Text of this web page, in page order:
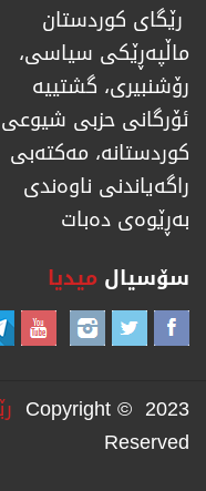
رێگای كوردستان
ماڵپەڕێكی سیاسی،
رۆشنبیری، گشتییە
ئۆرگانی حزبی شیوعی
كوردستانە، مەكتەبی
راگەیاندنی ناوەندی
بەڕێوەی دەبات
سۆسیال میدیا
Copyright © 2023
Reserved